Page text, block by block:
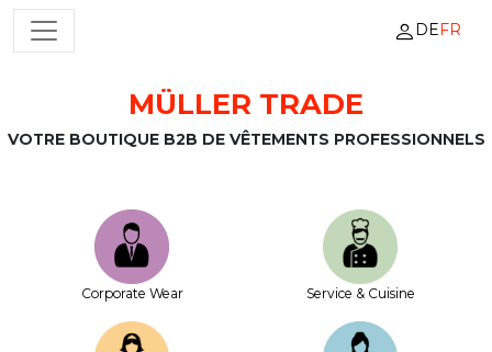
Passer au contenu
NAVIGATION PRINCIPALE DEFR
MÜLLER TRADE
VOTRE BOUTIQUE B2B DE VÊTEMENTS PROFESSIONNELS
Corporate Wear Service & Cuisine